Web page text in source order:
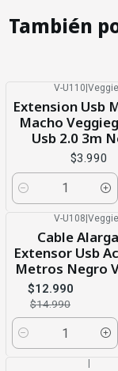
También
V-U110
Extension Usb
Macho
Usb 2.0 3m
$3.990
Cantidad
V-U108
Cable
Extensor Usb
Metros Negro
$12.990
$14.990
Cantidad